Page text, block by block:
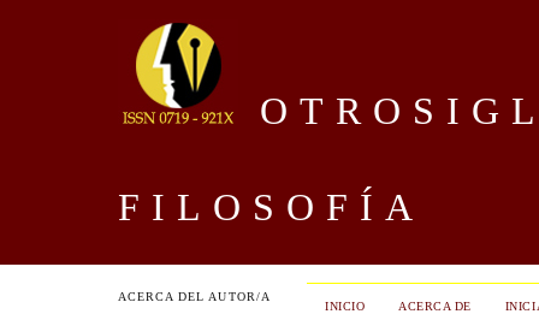
FILOSOFÍA
ACERCA DEL AUTOR/A
INICIO ACERCA DE